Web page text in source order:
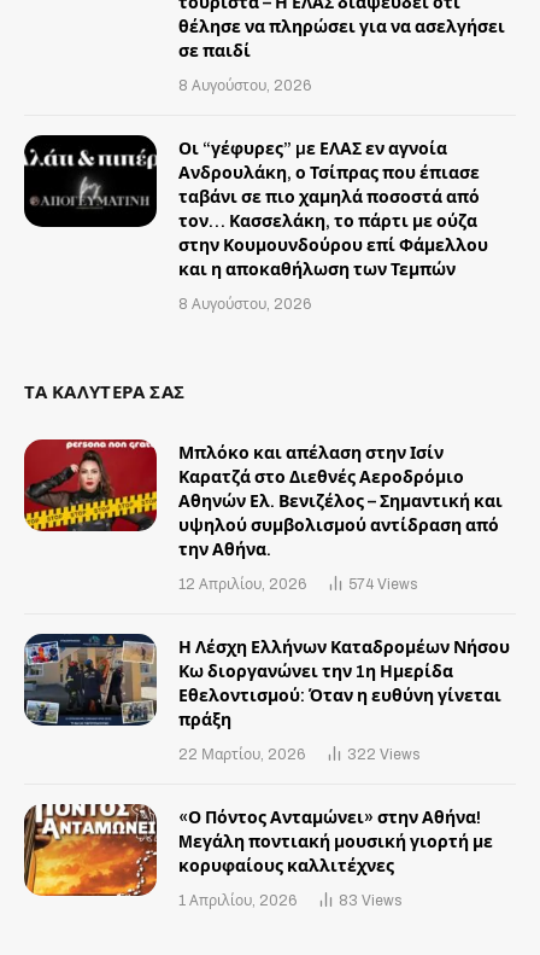
θέλησε να πληρώσει για να ασελγήσει
σε παιδί
8 Αυγούστου, 2026
Οι “γέφυρες” µε ΕΛΑΣ εν αγνοία
Ανδρουλάκη, ο Τσίπρας που έπιασε
ταβάνι σε πιο χαμηλά ποσοστά από
τον… Κασσελάκη, το πάρτι με ούζα
στην Κουμουνδούρου επί Φάμελλου
και η αποκαθήλωση των Τεμπών
8 Αυγούστου, 2026
ΤΑ ΚΑΛΥΤΕΡΑ ΣΑΣ
Μπλόκο και απέλαση στην Ισίν
Καρατζά στο Διεθνές Αεροδρόμιο
Αθηνών Ελ. Βενιζέλος – Σημαντική και
υψηλού συμβολισμού αντίδραση από
την Αθήνα.
12 Απριλίου, 2026 574 Views
Η Λέσχη Ελλήνων Καταδρομέων Νήσου
Κω διοργανώνει την 1η Ημερίδα
Εθελοντισμού: Όταν η ευθύνη γίνεται
πράξη
22 Μαρτίου, 2026 322 Views
«Ο Πόντος Ανταμώνει» στην Αθήνα!
Mεγάλη ποντιακή μουσική γιορτή με
κορυφαίους καλλιτέχνες
1 Απριλίου, 2026 83 Views